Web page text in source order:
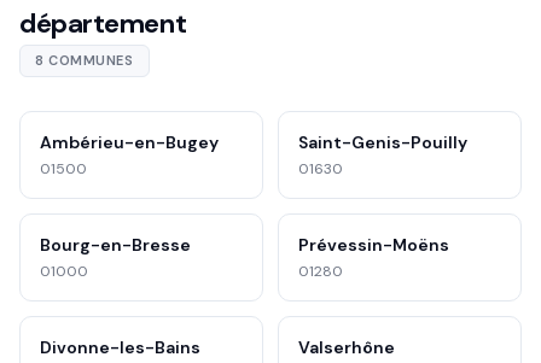
département
8 COMMUNES
Ambérieu-en-Bugey
01500
Saint-Genis-Pouilly
01630
Bourg-en-Bresse
01000
Prévessin-Moëns
01280
Divonne-les-Bains Valserhône